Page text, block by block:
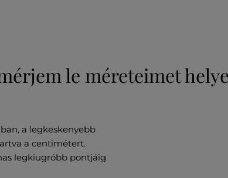
le méreteimet
a legkeskenyebb
a centimétert.
legkiugróbb pontjáig